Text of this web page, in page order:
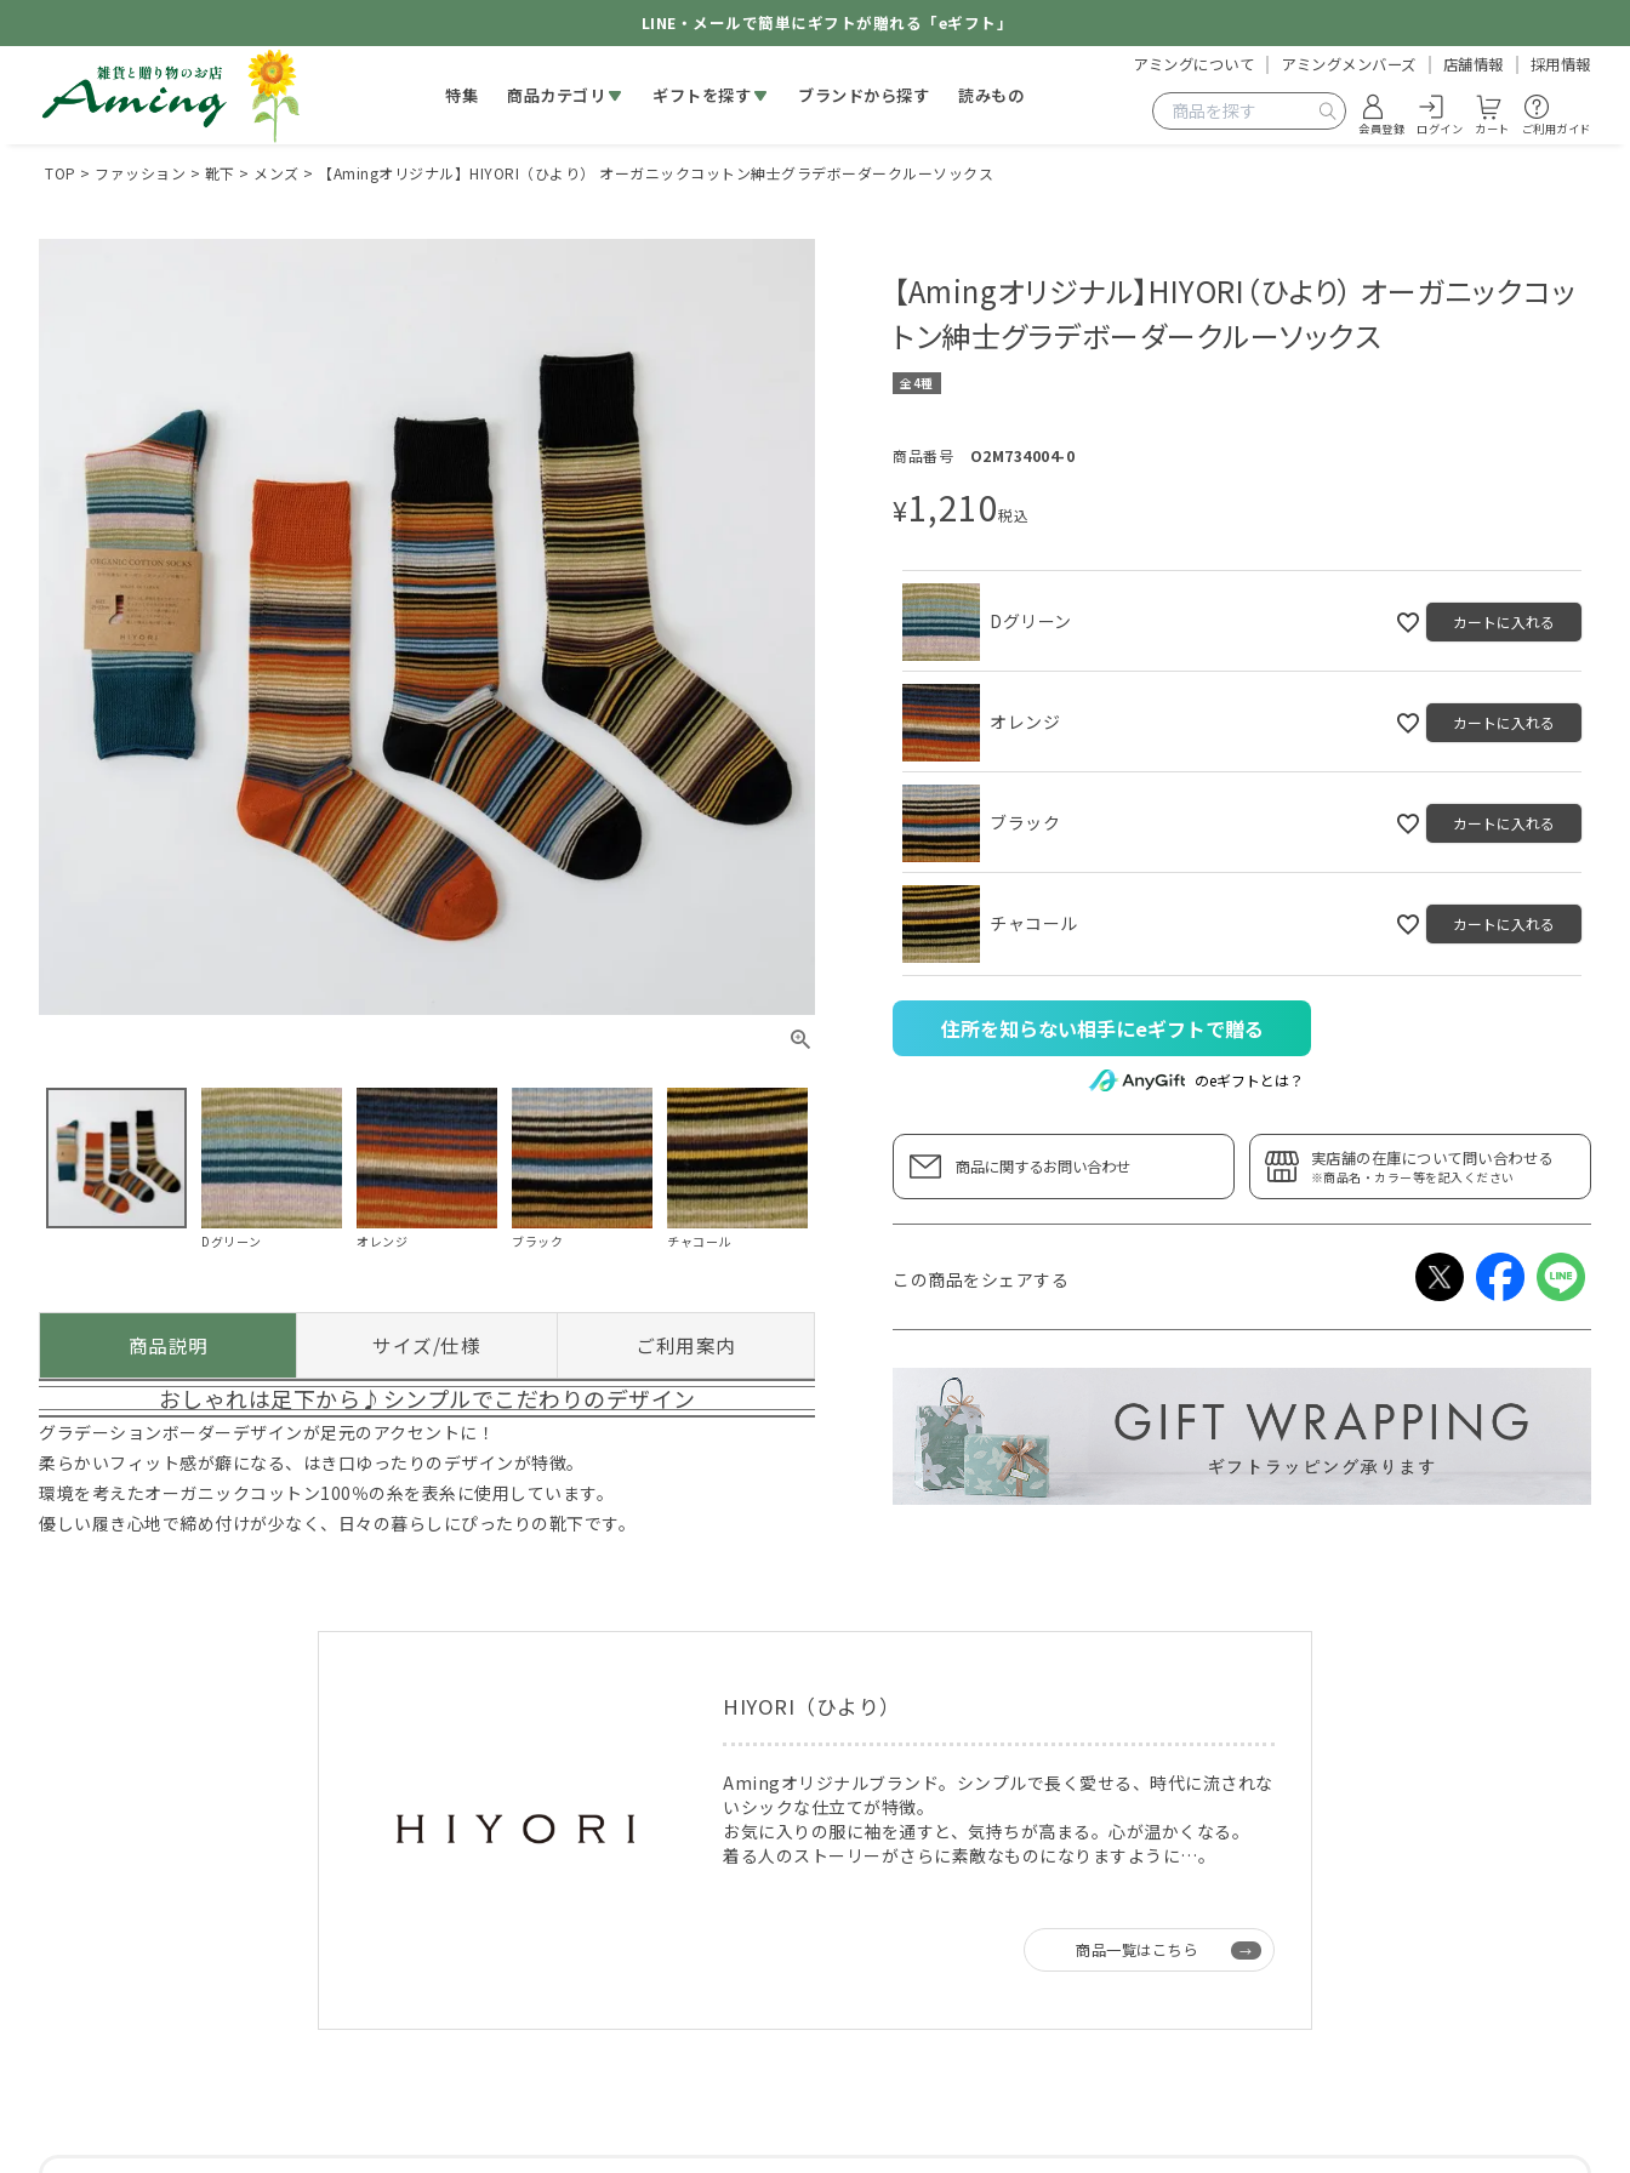
LINE・メールで簡単にギフトが贈れる「eギフト」
特集 商品カテゴリ ギフトを探す ブランドから探す 読みもの
アミングについて アミングメンバーズ 店舗情報 採用情報
会員登録 ログイン カート ご利用ガイド
TOP ファッション 靴下 メンズ 【Amingオリジナル】HIYORI（ひより） オーガニックコットン紳士グラデボーダークルーソックス
Dグリーン オレンジ ブラック チャコール
商品説明 サイズ/仕様 ご利用案内
おしゃれは足下から♪シンプルでこだわりのデザイン
グラデーションボーダーデザインが足元のアクセントに！
柔らかいフィット感が癖になる、はき口ゆったりのデザインが特徴。
環境を考えたオーガニックコットン100％の糸を表糸に使用しています。
優しい履き心地で締め付けが少なく、日々の暮らしにぴったりの靴下です。
【Amingオリジナル】HIYORI（ひより） オーガニックコッ
トン紳士グラデボーダークルーソックス
全4種
商品番号 O2M734004-0
¥1,210税込
Dグリーン カートに入れる
オレンジ カートに入れる
ブラック カートに入れる
チャコール カートに入れる
住所を知らない相手にeギフトで贈る
のeギフトとは？
商品に関するお問い合わせ 実店舗の在庫について問い合わせる
※商品名・カラー等を記入ください
この商品をシェアする
HIYORI（ひより）
Amingオリジナルブランド。シンプルで長く愛せる、時代に流されな
いシックな仕立てが特徴。
お気に入りの服に袖を通すと、気持ちが高まる。心が温かくなる。
着る人のストーリーがさらに素敵なものになりますように…。
商品一覧はこちら